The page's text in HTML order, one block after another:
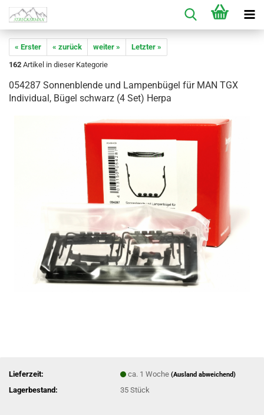
« Erster « zurück weiter »
Letzter »
162 Artikel in dieser Kategorie
054287 Sonnenblende und Lampenbügel für MAN TGX
Individual, Bügel schwarz (4 Set) Herpa
Lieferzeit: ca. 1 Woche(Ausland abweichend)
Lagerbestand: 35Stück